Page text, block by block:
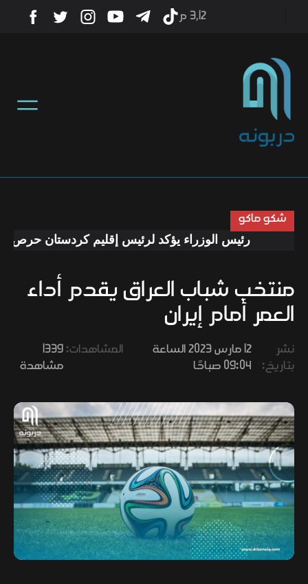
أخبار
رياضة
صحة
ثقافة
وفنون
3٫12 م
شكو ماكو
رئيس الوزراء يؤكد لرئيس إقليم كردستان حرص
منتخب شباب العراق يقدم أداء
العمر أمام إيران
نشر
بتاريخ:
12 مارس 2023 الساعة
09:04 صباحًا
المشاهدات:1339
مشاهدة